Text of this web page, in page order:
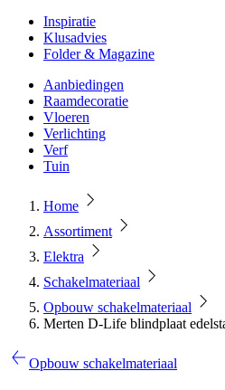
Inspiratie
Klusadvies
Folder & Magazine
Aanbiedingen
Raamdecoratie
Vloeren
Verlichting
Verf
Tuin
Home
Assortiment
Elektra
Schakelmateriaal
Opbouw schakelmateriaal
Merten D-Life blindplaat
Opbouw schakelmateriaal